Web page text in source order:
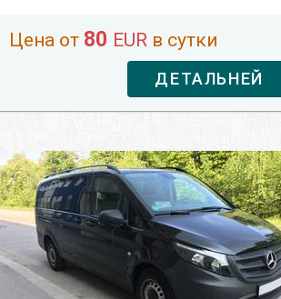
Цена от 80 EUR в сутки
ДЕТАЛЬНЕЙ